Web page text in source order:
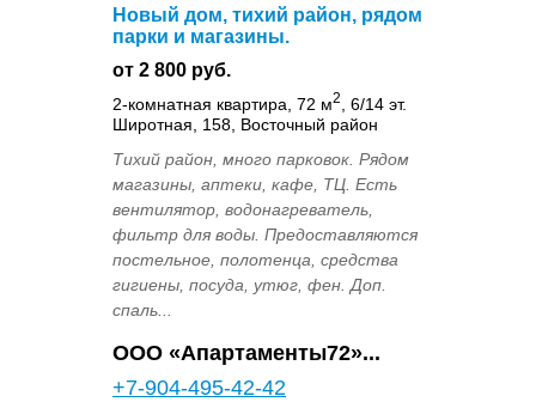
Новый дом, тихий район, рядом
парки и магазины.
от 2 800 руб.
2-комнатная квартира, 72 м2
, 6/14 эт.
Широтная, 158, Восточный район
Тихий район, много парковок. Рядом
магазины, аптеки, кафе, ТЦ. Есть
вентилятор, водонагреватель,
фильтр для воды. Предоставляются
постельное, полотенца, средства
гигиены, посуда, утюг, фен. Доп.
спаль...
OOO «Апартаменты72»...
+7-904-495-42-42